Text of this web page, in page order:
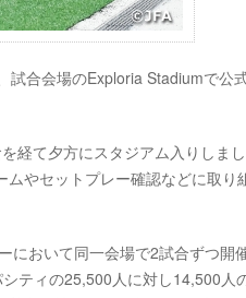
試合会場のExploria Stadiumで公
経て夕方にスタジアム入りしまし
やセットプレー確認などに取り
において同一会場で2試合ずつ開
ティの25,500人に対し14,500人